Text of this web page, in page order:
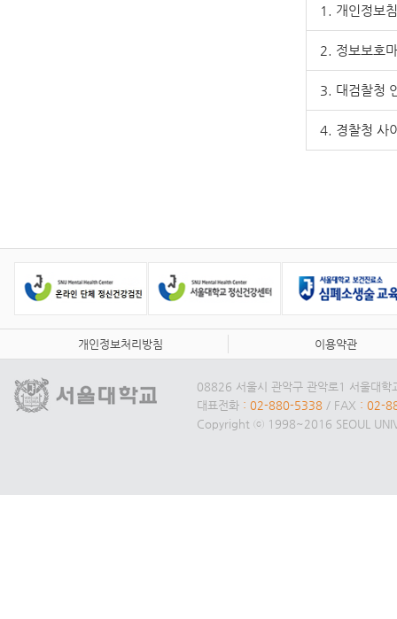
1. 개인정보
2. 정보보호
3. 대검찰청
4. 경찰청 사
개인정보처리방침 이용약관
08826 서울시 관악구 관악로1 서울대학
대표전화 : 02-880-5338/ FAX : 02-
Copyright ⓒ 1998~2016 SEOUL